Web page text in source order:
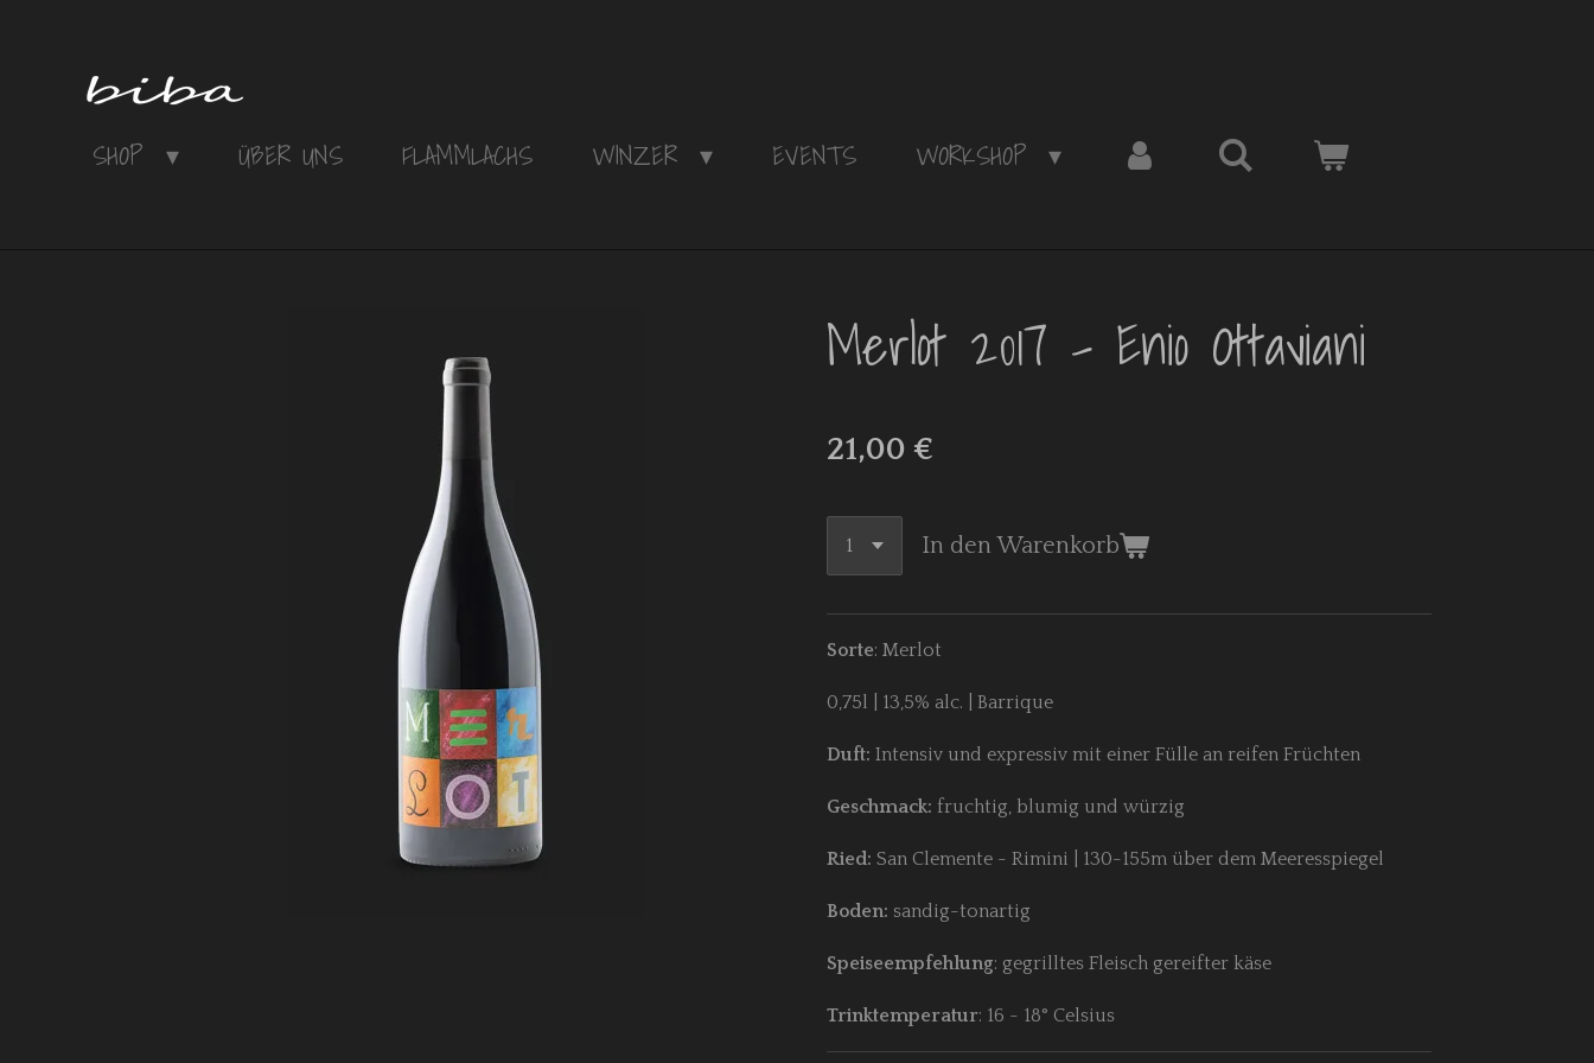
springen
SHOP ÜBER UNS FLAMMLACHS WINZER EVENTS WORKSHOP
Merlot 2017 - Enio Ottaviani
21,00 €
In den Warenkorb
Sorte: Merlot
0,75l | 13,5% alc. | Barrique
Duft: Intensiv und expressiv mit einer Fülle an reifen Früchten
Geschmack: fruchtig, blumig und würzig
Ried: San Clemente - Rimini | 130-155m über dem Meeresspiegel
Boden: sandig-tonartig
Speiseempfehlung: gegrilltes Fleisch gereifter käse
Trinktemperatur: 16 - 18° Celsius